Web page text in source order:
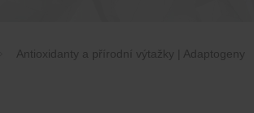
Antioxidanty a přírodní výtažky | Adaptogeny